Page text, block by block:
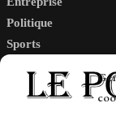
Politique
Sports